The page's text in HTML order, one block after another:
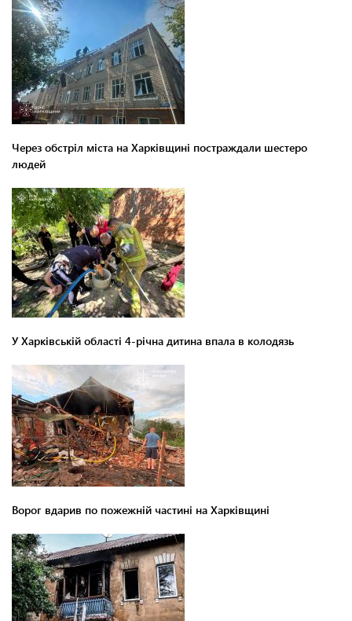
Через обстріл міста на Харківщині постраждали шестеро
людей
У Харківській області 4-річна дитина впала в колодязь
Ворог вдарив по пожежній частині на Харківщині